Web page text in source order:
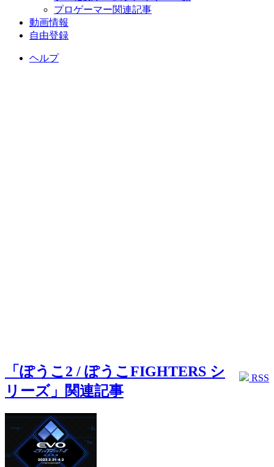
プロゲーマー関連記事
動画情報
自由登録
ヘルプ
RSS
「ぽうこ2 / ぽうこFIGHTERS シ
リーズ」関連記事